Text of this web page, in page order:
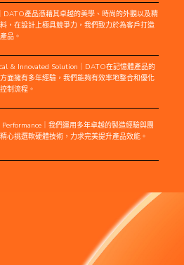
產品憑藉其卓越的美學、時尚的外觀以及精
，在設計上極具競爭力，我們致力於為客戶打造
品。
& Innovated Solution｜DATO在記憶體產品的
面擁有多年經驗，我們能夠有效率地整合和優化
制流程。
｜我們運用多年卓越的製造經驗與團
心挑選軟硬體技術，力求完美提升產品效能。